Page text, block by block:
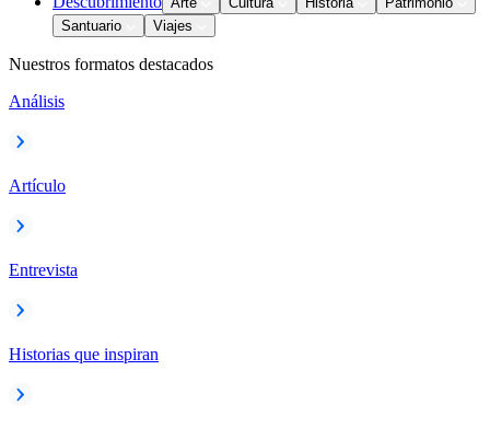
Santuario
Viajes
Nuestros formatos destacados
Análisis
Artículo
Entrevista
Historias que inspiran